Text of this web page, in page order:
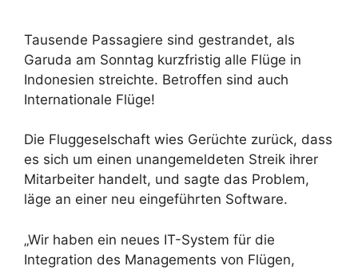
Tausende Passagiere sind gestrandet, als
Garuda am Sonntag kurzfristig alle Flüge in
Indonesien streichte. Betroffen sind auch
Internationale Flüge!
Die Fluggeselschaft wies Gerüchte zurück, dass
es sich um einen unangemeldeten Streik ihrer
Mitarbeiter handelt, und sagte das Problem,
läge an einer neu eingeführten Software.
„Wir haben ein neues IT-System für die
Integration des Managements von Flügen,